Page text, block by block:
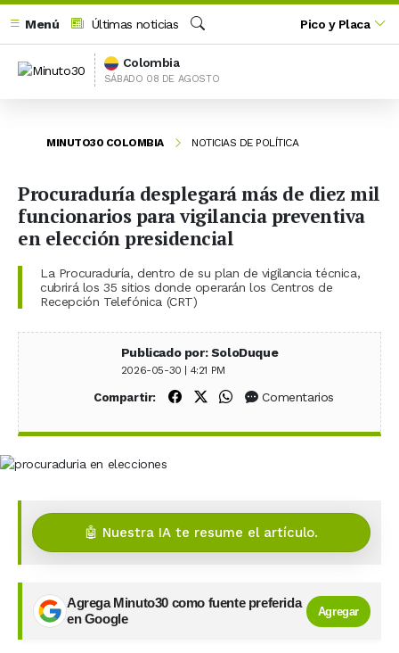
Menú
Últimas noticias
Buscar
Pico y Placa
Colombia
SÁBADO 08 DE AGOSTO
MINUTO30 COLOMBIA NOTICIAS DE POLÍTICA
Procuraduría desplegará más de diez mil
funcionarios para vigilancia preventiva
en elección presidencial
La Procuraduría, dentro de su plan de vigilancia técnica,
cubrirá los 35 sitios donde operarán los Centros de
Recepción Telefónica (CRT)
Publicado por: SoloDuque
2026-05-30 | 4:21 PM
Compartir: Compartir en Facebook
Compartir en X (Twitter)
Compartir en WhatsApp
Comentarios
🤖 Nuestra IA te resume el artículo.
Agrega Minuto30 como fuente preferida
en Google
Agregar